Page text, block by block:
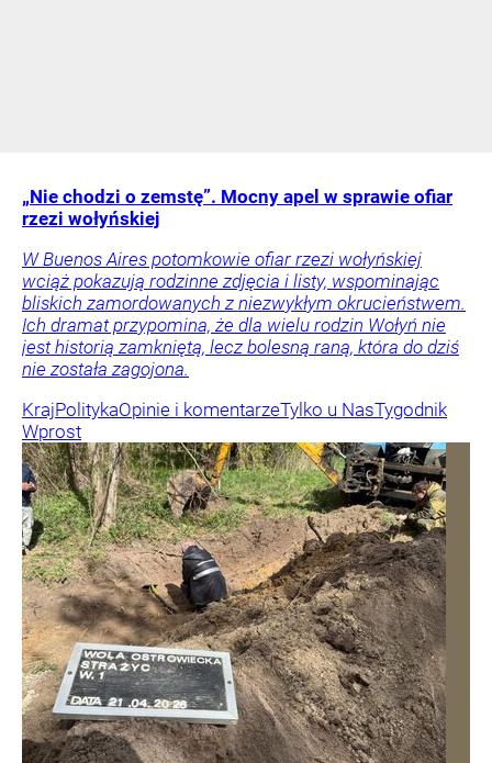
„Nie chodzi o zemstę”. Mocny apel w sprawie ofiar
rzezi wołyńskiej
W Buenos Aires potomkowie ofiar rzezi wołyńskiej
wciąż pokazują rodzinne zdjęcia i listy, wspominając
bliskich zamordowanych z niezwykłym okrucieństwem.
Ich dramat przypomina, że dla wielu rodzin Wołyń nie
jest historią zamkniętą, lecz bolesną raną, która do dziś
nie została zagojona.
KrajPolitykaOpinie i komentarzeTylko u NasTygodnik
Wprost